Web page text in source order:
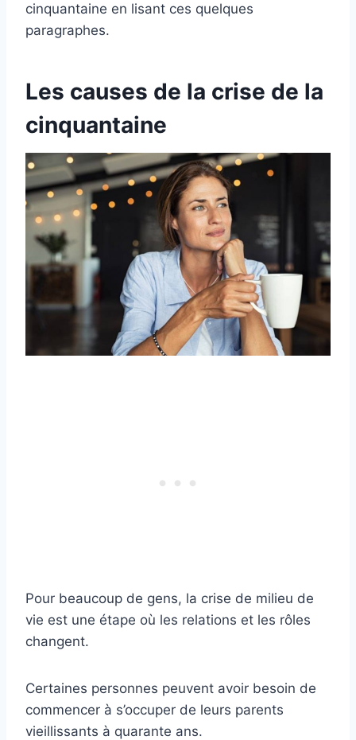
cinquantaine en lisant ces quelques
paragraphes.
Les causes de la crise de la
cinquantaine
Pour beaucoup de gens, la crise de milieu de
vie est une étape où les relations et les rôles
changent.
Certaines personnes peuvent avoir besoin de
commencer à s’occuper de leurs parents
vieillissants à quarante ans.